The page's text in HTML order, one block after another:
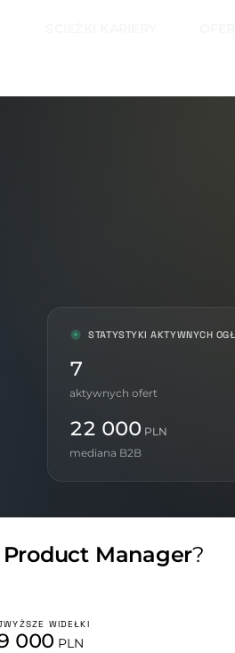
STATYSTYKI AKTYWNYCH
7
aktywnych ofert
22 000 PLN
mediana B2B
Product Manager?
WIDEŁKI
000 PLN